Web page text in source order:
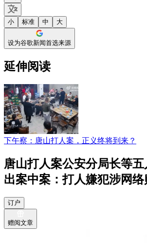
小 标准 中 大
设为谷歌新闻首选来源
延伸阅读
下午察：唐山打人案，正义终将到来？
唐山打人案公安分局长等
出案中案：打人嫌犯涉网
订户
赠阅文章